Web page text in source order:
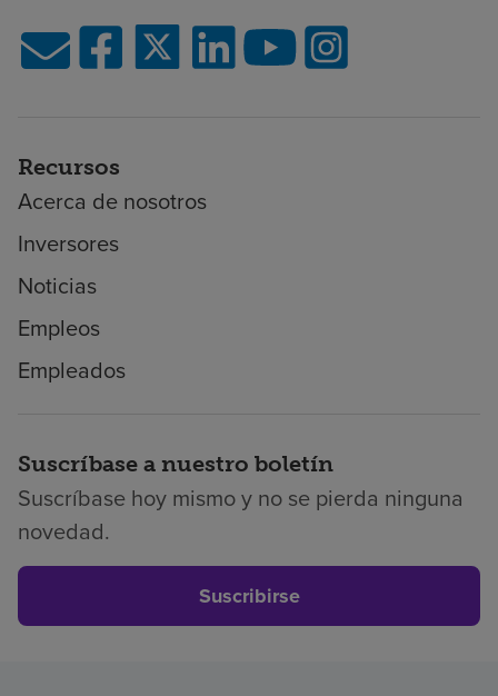
Recursos
Acerca de nosotros
Inversores
Noticias
Empleos
Empleados
Suscríbase a nuestro boletín
Suscríbase hoy mismo y no se pierda ninguna
novedad.
Suscribirse